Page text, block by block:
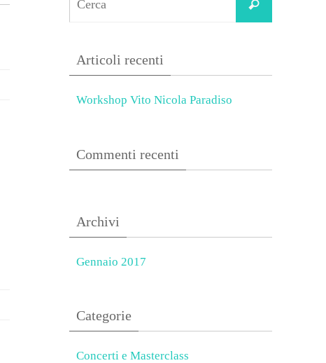
Cerca
Articoli recenti
Workshop Vito Nicola Paradiso
Commenti recenti
Archivi
Gennaio 2017
Categorie
Concerti e Masterclass